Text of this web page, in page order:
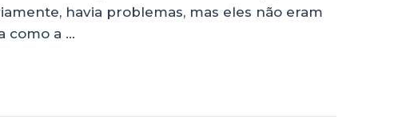
havia problemas, mas eles não eram
como a …